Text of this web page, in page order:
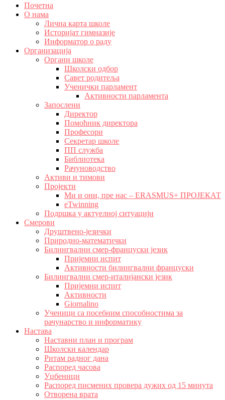
Почетна
О нама
Лична карта школе
Историјат гимназије
Информатор о раду
Организација
Органи школе
Школски одбор
Савет родитеља
Ученички парламент
Активности парламента
Запослени
Директор
Помоћник директора
Професори
Секретар школе
ПП служба
Библиотека
Рачуноводство
Активи и тимови
Пројекти
Ми и они, пре нас – ERASMUS+ ПРОЈЕКАТ
eTwinning
Подршка у актуелној ситуацији
Смерови
Друштвено-језички
Природно-математички
Билингвални смер-француски језик
Пријемни испит
Активности билингвални француски
Билингвални смер-италијански језик
Пријемни испит
Активности
Giornalino
Ученици са посебним способностима за
рачунарство и информатику
Настава
Наставни план и програм
Школски календар
Ритам радног дана
Распоред часова
Уџбеници
Распоред писмених провера дужих од 15 минута
Отворена врата